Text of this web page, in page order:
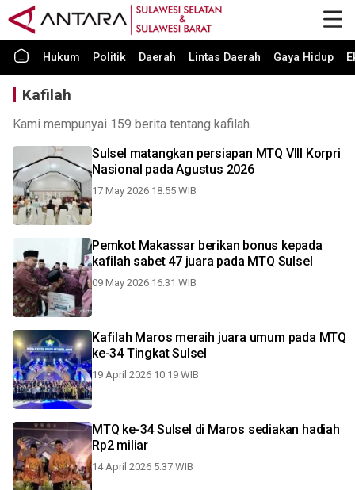
Hukum Politik Daerah Lintas Daerah Gaya Hidup
Kafilah
Kami mempunyai 159 berita tentang kafilah.
Sulsel matangkan persiapan MTQ VIII Korpri
Nasional pada Agustus 2026
17 May 2026 18:55 WIB
Pemkot Makassar berikan bonus kepada
kafilah sabet 47 juara pada MTQ Sulsel
09 May 2026 16:31 WIB
Kafilah Maros meraih juara umum pada MTQ
ke-34 Tingkat Sulsel
19 April 2026 10:19 WIB
MTQ ke-34 Sulsel di Maros sediakan hadiah
Rp2 miliar
14 April 2026 5:37 WIB